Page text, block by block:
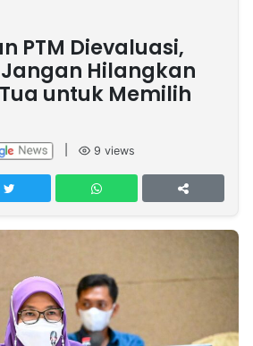
PTM Dievaluasi,
Hilangkan
untuk Memilih
9 views